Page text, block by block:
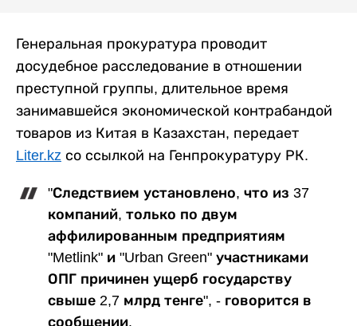
Генеральная прокуратура проводит
досудебное расследование в отношении
преступной группы, длительное время
занимавшейся экономической контрабандой
товаров из Китая в Казахстан, передает
Liter.kz со ссылкой на Генпрокуратуру РК.
"Следствием установлено, что из 37
компаний, только по двум
аффилированным предприятиям
"Metlink" и "Urban Green" участниками
ОПГ причинен ущерб государству
свыше 2,7 млрд тенге", - говорится в
сообщении.